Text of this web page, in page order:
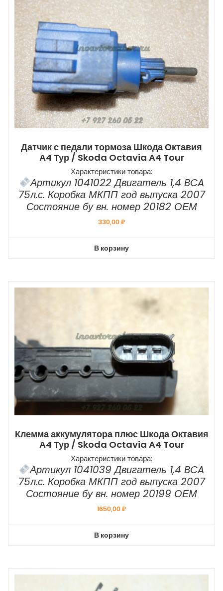
Датчик с педали тормоза Шкода Октавия
А4 Тур / Skoda Octavia А4 Tour
Характеристики товара:
Артикул 1041022 Двигатель 1,4 BCA
75л.с. Коробка МКПП год выпуска 2007
Состояние бу вн. номер 20182 ОЕМ
330,00₽
В корзину
Клемма аккумулятора плюс Шкода Октавия
А4 Тур / Skoda Octavia А4 Tour
Характеристики товара:
Артикул 1041039 Двигатель 1,4 BCA
75л.с. Коробка МКПП год выпуска 2007
Состояние бу вн. номер 20199 ОЕМ
1650,00₽
В корзину